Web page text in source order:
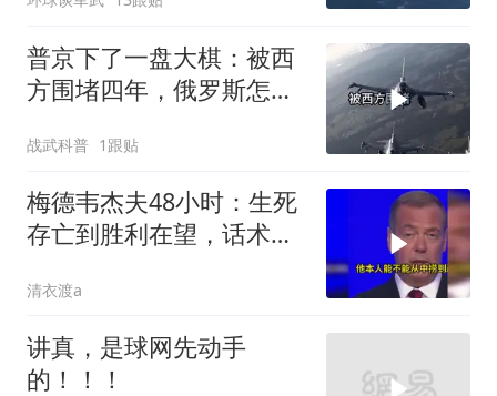
权已定
普京下了一盘大棋：被西
方围堵四年，俄罗斯怎么
战武科普 1跟贴
梅德韦杰夫48小时：生死
存亡到胜利在望，话术变
清衣渡a
讲真，是球网先动手
的！！！